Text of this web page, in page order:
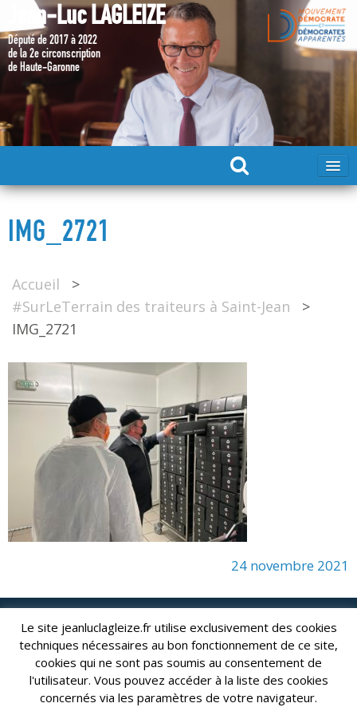
Jean-Luc LAGLEIZE
Député de 2017 à 2022
de la 2e circonscription
de Haute-Garonne
MA CANDIDATURE 2024
DÉPUTÉ 2017 – 2022
IMG_2721
Accueil
>
#SurLeTerrain des traiteurs à Saint-Jean
>
IMG_2721
24 novembre 2021
Jean-Luc LAGLEIZE - e-mail : lagleize2024@gmail.com
Mentions Légales- Copyright © 2024. Tous droits réservés.
Le site jeanluclagleize.fr utilise exclusivement des cookies
techniques nécessaires au bon fonctionnement de ce site,
cookies qui ne sont pas soumis au consentement de
l'utilisateur. Vous pouvez accéder à la liste des cookies
concernés via les paramètres de votre navigateur.